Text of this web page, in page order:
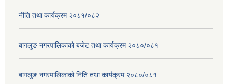
नीति तथा कार्यक्रम २०८१/०८२
बागलुङ नगरपालिकाको बजेट तथा कार्यक्रम २०८०/०८१
बागलुङ नगरपालिकाको निति तथा कार्यक्रम २०८०/०८१